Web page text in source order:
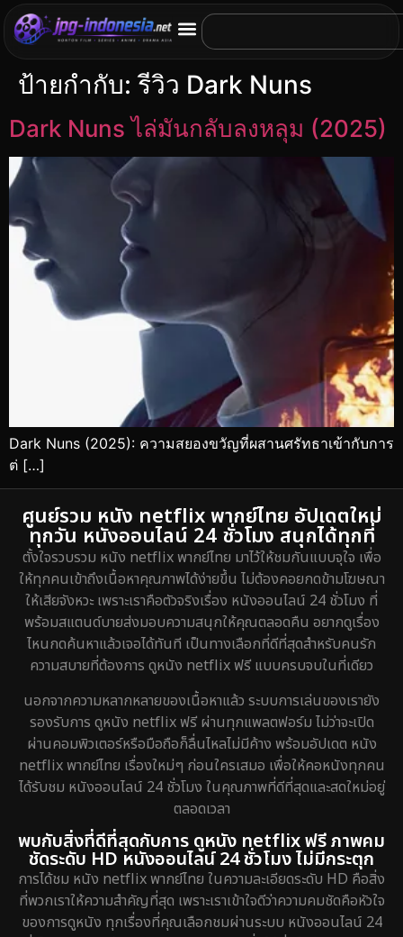
ป้ายกำกับ:รีวิว Dark Nuns
Dark Nuns ไล่มันกลับลงหลุม (2025)
Dark Nuns (2025): ความสยองขวัญที่ผสานศรัทธาเข้ากับการ
ต่ […]
ศูนย์รวม หนัง netflix พากย์ไทย อัปเดตใหม่
ทุกวัน หนังออนไลน์ 24 ชั่วโมง สนุกได้ทุกที่
ตั้งใจรวบรวม หนัง netflix พากย์ไทย มาไว้ให้ชมกันแบบจุใจ เพื่อ
ให้ทุกคนเข้าถึงเนื้อหาคุณภาพได้ง่ายขึ้น ไม่ต้องคอยกดข้ามโฆษณา
ให้เสียจังหวะ เพราะเราคือตัวจริงเรื่อง หนังออนไลน์ 24 ชั่วโมง ที่
พร้อมสแตนด์บายส่งมอบความสนุกให้คุณตลอดคืน อยากดูเรื่อง
ไหนกดค้นหาแล้วเจอได้ทันที เป็นทางเลือกที่ดีที่สุดสำหรับคนรัก
ความสบายที่ต้องการ ดูหนัง netflix ฟรี แบบครบจบในที่เดียว
นอกจากความหลากหลายของเนื้อหาแล้ว ระบบการเล่นของเรายัง
รองรับการ ดูหนัง netflix ฟรี ผ่านทุกแพลตฟอร์ม ไม่ว่าจะเปิด
ผ่านคอมพิวเตอร์หรือมือถือก็ลื่นไหลไม่มีค้าง พร้อมอัปเดต หนัง
netflix พากย์ไทย เรื่องใหม่ๆ ก่อนใครเสมอ เพื่อให้คอหนังทุกคน
ได้รับชม หนังออนไลน์ 24 ชั่วโมง ในคุณภาพที่ดีที่สุดและสดใหม่อยู่
ตลอดเวลา
พบกับสิ่งที่ดีที่สุดกับการ ดูหนัง netflix ฟรี ภาพคม
ชัดระดับ HD หนังออนไลน์ 24 ชั่วโมง ไม่มีกระตุก
การได้ชม หนัง netflix พากย์ไทย ในความละเอียดระดับ HD คือสิ่ง
ที่พวกเราให้ความสำคัญที่สุด เพราะเราเข้าใจดีว่าความคมชัดคือหัวใจ
ของการดูหนัง ทุกเรื่องที่คุณเลือกชมผ่านระบบ หนังออนไลน์ 24